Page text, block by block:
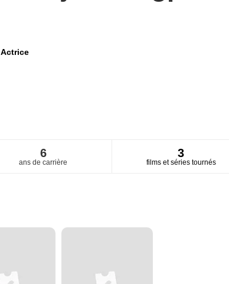
Actrice
6
ans de carrière
3
films et séries tournés